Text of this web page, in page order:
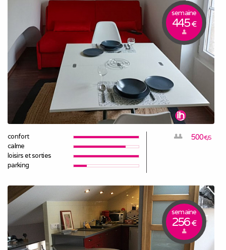
semaine
445€
confort
calme
loisirs et sorties
parking
500€/S
semaine
256€